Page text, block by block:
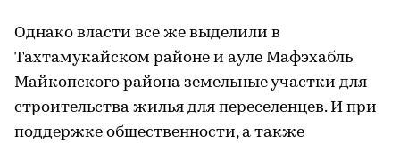
Однако власти все же выделили в
Тахтамукайском районе и ауле Мафэхабль
Майкопского района земельные участки для
строительства жилья для переселенцев. И при
поддержке общественности, а также